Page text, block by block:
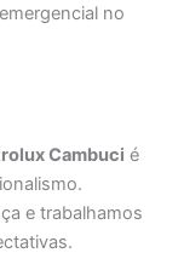
emergencial no
Cambuci é
e trabalhamos